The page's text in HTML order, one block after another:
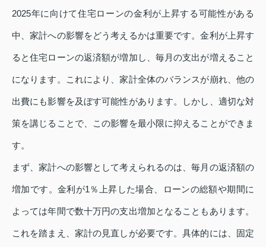
2025年に向けて住宅ローンの金利が上昇する可能性がある
中、家計への影響をどう考えるかは重要です。金利が上昇す
ると住宅ローンの返済額が増加し、毎月の支出が増えること
になります。これにより、家計全体のバランスが崩れ、他の
出費にも影響を及ぼす可能性があります。しかし、適切な対
策を講じることで、この影響を最小限に抑えることができま
す。
まず、家計への影響として考えられるのは、毎月の返済額の
増加です。金利が1％上昇した場合、ローンの総額や期間に
よっては年間で数十万円の支出増加となることもあります。
これを踏まえ、家計の見直しが必要です。具体的には、固定